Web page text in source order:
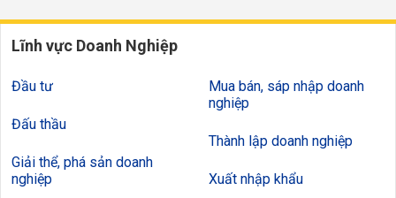
Lĩnh vực Doanh Nghiệp
Đầu tư
Đấu thầu
Giải thể, phá sản doanh
nghiệp
Mua bán, sáp nhập doanh
nghiệp
Thành lập doanh nghiệp
Xuất nhập khẩu